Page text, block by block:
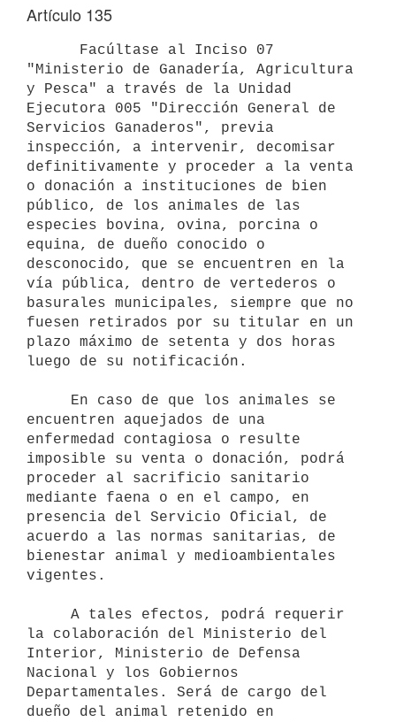
Artículo 135
"Ministerio de Ganadería, Agricultura
y Pesca" a través de la Unidad
Ejecutora 005 "Dirección General de
Servicios Ganaderos", previa
inspección, a intervenir, decomisar
definitivamente y proceder a la venta
o donación a instituciones de bien
público, de los animales de las
especies bovina, ovina, porcina o
equina, de dueño conocido o
desconocido, que se encuentren en la
vía pública, dentro de vertederos o
basurales municipales, siempre que no
fuesen retirados por su titular en un
plazo máximo de setenta y dos horas
luego de su notificación.
encuentren aquejados de una
enfermedad contagiosa o resulte
imposible su venta o donación, podrá
proceder al sacrificio sanitario
mediante faena o en el campo, en
presencia del Servicio Oficial, de
acuerdo a las normas sanitarias, de
bienestar animal y medioambientales
vigentes.
la colaboración del Ministerio del
Interior, Ministerio de Defensa
Nacional y los Gobiernos
Departamentales. Será de cargo del
dueño del animal retenido en